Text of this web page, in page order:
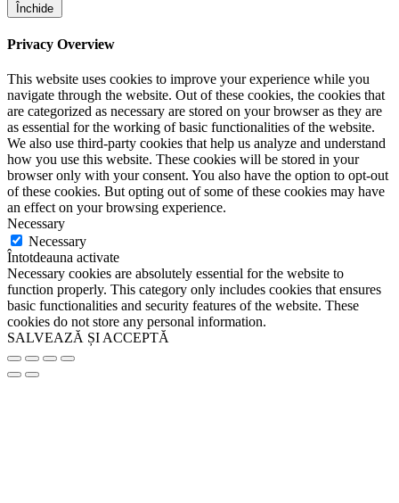
Închide
Privacy Overview
This website uses cookies to improve your experience while you
navigate through the website. Out of these cookies, the cookies that
are categorized as necessary are stored on your browser as they are
as essential for the working of basic functionalities of the website.
We also use third-party cookies that help us analyze and understand
how you use this website. These cookies will be stored in your
browser only with your consent. You also have the option to opt-out
of these cookies. But opting out of some of these cookies may have
an effect on your browsing experience.
Necessary
Necessary
Întotdeauna activate
Necessary cookies are absolutely essential for the website to
function properly. This category only includes cookies that ensures
basic functionalities and security features of the website. These
cookies do not store any personal information.
SALVEAZĂ ȘI ACCEPTĂ